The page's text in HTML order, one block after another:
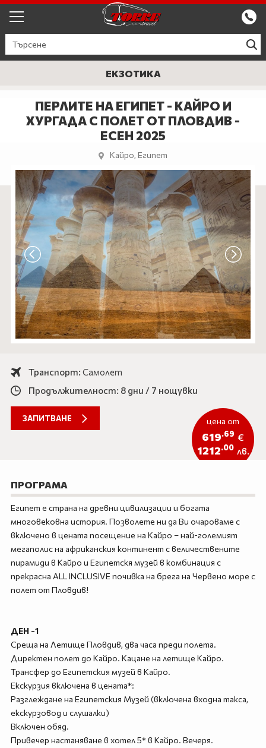
ЕКСКУРЗИИ ОТ ПЛОВДИВ
Круизи с водач
БЪЛГАРИЯ
ГЪРЦИЯ
ТУРЦИЯ
СЕПТЕМВРИЙСКИ ПРАЗНИЦИ
ПОЧИВКИ В ТУРЦИЯ 2026
Айвалък
Кушадасъ
Дидим
Бодрум
Анталия
ЕКЗОТИКА
САМОЛЕТНИ ПРОГРАМИ
ХОТЕЛИ В БЪЛГАРИЯ
Документи
Контакти
За нас
Продажба на автобуси
Автобуси под наем
Подарък ваучер
0888 200 860
ПОСЛЕДВАЙТЕ НИ
ЕКЗОТИКА
ПЕРЛИТЕ НА ЕГИПЕТ - КАЙРО И
ХУРГАДА С ПОЛЕТ ОТ ПЛОВДИВ -
ЕСЕН 2025
Кайро, Египет
Транспорт: Самолет
Продължителност: 8 дни / 7 нощувки
ЗАПИТВАНЕ цена от
619.69 €
1212.00 лв.
ПРОГРАМА
Египет е страна на древни цивилизации и богата
многовековна история. Позволете ни да Ви очароваме с
включено в цената посещение на Кайро – най-големият
мегаполис на африканския континент с величествените
пирамиди в Кайро и Египетскя музей в комбинация с
прекрасна ALL INCLUSIVE почивка на брега на Червено море с
полет от Пловдив!
ДЕН -1
Среща на Летище Пловдив, два часа преди полета.
Директен полет до Кайро. Кацане на летище Кайро.
Трансфер до Египетския музей в Кайро.
Екскурзия включена в цената*:
Разглеждане на Египетския Музей (включена входна такса,
екскурзовод и слушалки)
Включен обяд.
Привечер настаняване в хотел 5* в Кайро. Вечеря.